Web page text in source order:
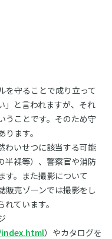
を守ることで成り立って
」と言われますが、それ
うことです。そのため守
ます。
わいせつに該当する可能
半裸等）、警察官や消防
す。また撮影について
販売ゾーンでは撮影をし
ています。
）やカタログを